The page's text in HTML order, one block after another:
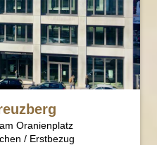
Oranienplatz
/ Erstbezug